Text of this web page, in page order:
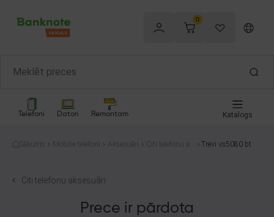
0
Telefoni Datori Remontam Katalogs
Sākums Mobilie telefoni Aksesuāri
Citi telefonu ak
Trevi vs5080 bt
Citi telefonu aksesuāri
Prece ir pārdota